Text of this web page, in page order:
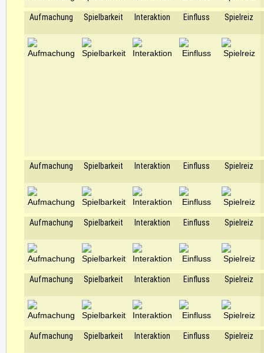
Aufmachung Spielbarkeit Interaktion Einfluss Spielreiz
Aufmachung Spielbarkeit Interaktion Einfluss Spielreiz
Aufmachung Spielbarkeit Interaktion Einfluss Spielreiz
Aufmachung Spielbarkeit Interaktion Einfluss Spielreiz
Aufmachung Spielbarkeit Interaktion Einfluss Spielreiz